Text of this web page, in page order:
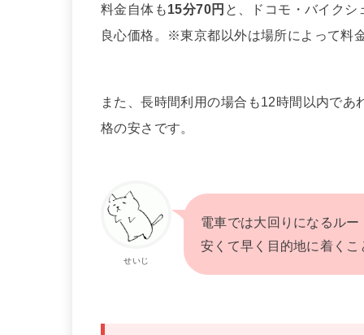
料金自体も15分70円 と、ドコモ・バイクシ
良心価格。※東京都以外は場所によって料
また、長時間利用の場合も12時間以内で
格の安さです。
せいじ
電車では大回りになるル
安くて早く目的地に着くこ